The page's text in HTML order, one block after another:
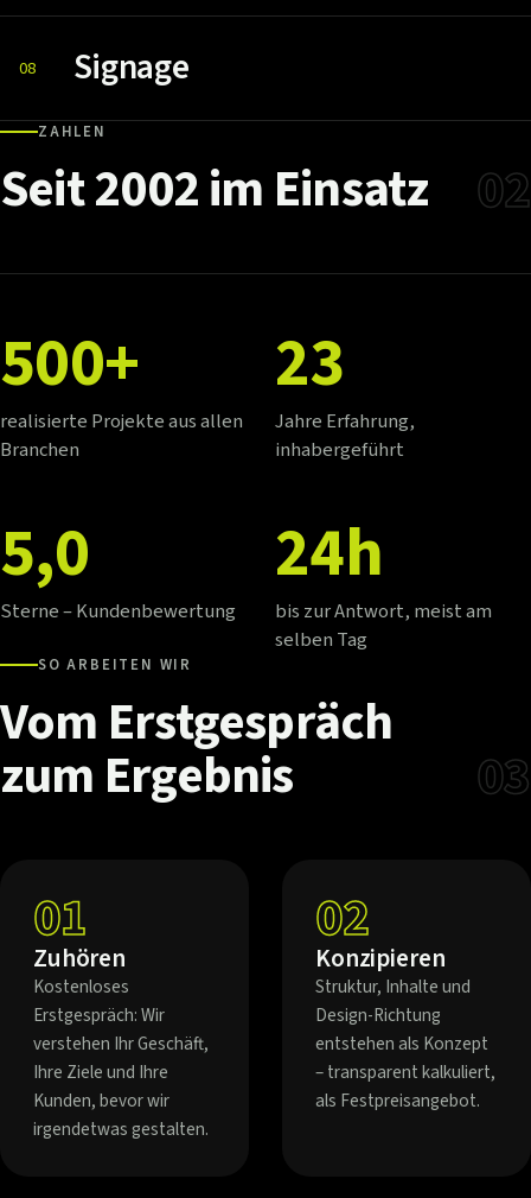
08 Signage
ZAHLEN
Seit2002im Einsatz 02
500+
realisierte Projekte aus allen
Branchen
23
Jahre Erfahrung,
inhabergeführt
5,0
Sterne – Kundenbewertung
24h
bis zur Antwort, meist am
selben Tag
SO ARBEITEN WIR
Vom Erstgespräch
zum Ergebnis
03
01
Zuhören
Kostenloses
Erstgespräch: Wir
verstehen Ihr Geschäft,
Ihre Ziele und Ihre
Kunden, bevor wir
irgendetwas gestalten.
02
Konzipieren
Struktur, Inhalte und
Design-Richtung
entstehen als Konzept
– transparent kalkuliert,
als Festpreisangebot.